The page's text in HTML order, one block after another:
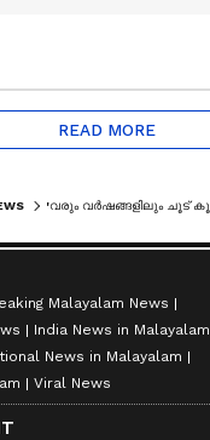
READ MORE
Malayalam News
India News in Malayalam
News in Malayalam
Viral News